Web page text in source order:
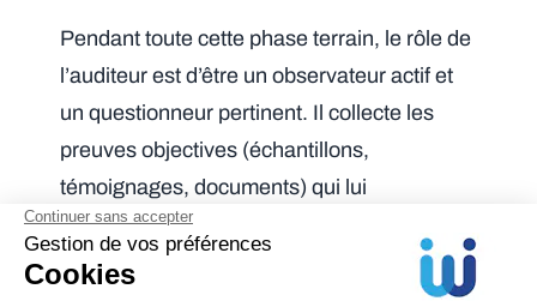
Pendant toute cette phase terrain, le rôle de
l’auditeur est d’être un observateur actif et
un questionneur pertinent. Il collecte les
preuves objectives (échantillons,
témoignages, documents) qui lui
permettront de corroborer ou d’infirmer la
conformité aux critères d’audit. Il note les